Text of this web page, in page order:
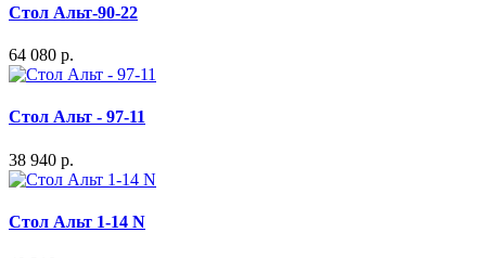
Стол Альт-90-22
64 080 р.
Стол Альт - 97-11
38 940 р.
Стол Альт 1-14 N